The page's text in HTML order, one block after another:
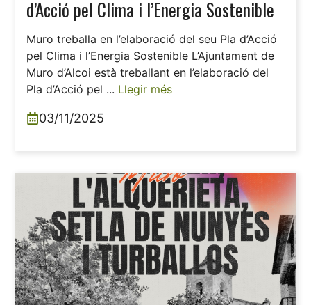
d’Acció pel Clima i l’Energia Sostenible
Muro treballa en l’elaboració del seu Pla d’Acció
pel Clima i l’Energia Sostenible L’Ajuntament de
Muro d’Alcoi està treballant en l’elaboració del
Pla d’Acció pel ... Llegir més
03/11/2025